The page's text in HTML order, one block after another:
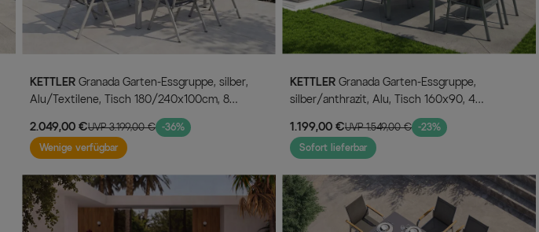
KETTLER
Alu/Textilene, Tisch 180/240x100cm, 8
2.049,00 €UVP 3.199,00 € -36%
Wenige verfügbar
KETTLER
silber/anthrazit, Alu, Tisch 160x90, 4
1.199,00 €UVP 1.549,00 € -23%
Sofort lieferbar